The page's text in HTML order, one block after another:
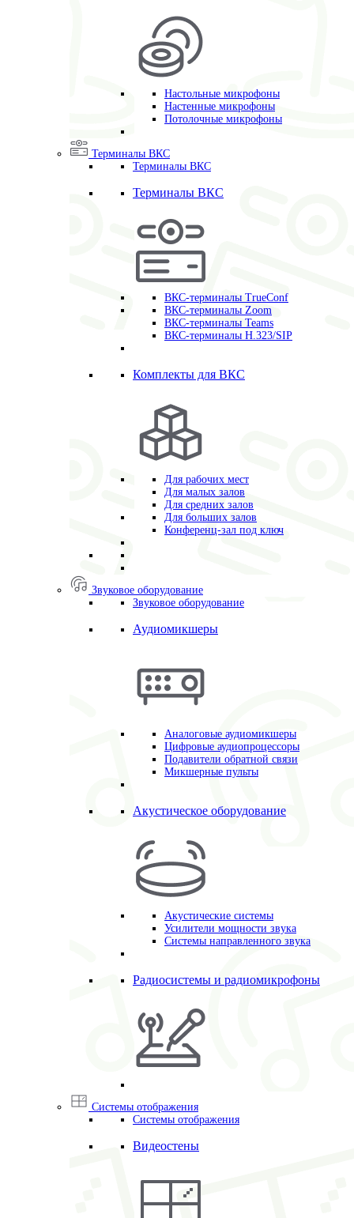
Настольные микрофоны
Настенные микрофоны
Потолочные микрофоны
Терминалы ВКС
Терминалы ВКС
Терминалы ВКС
ВКС-терминалы TrueConf
ВКС-терминалы Zoom
ВКС-терминалы Teams
ВКС-терминалы H.323/SIP
Комплекты для ВКС
Для рабочих мест
Для малых залов
Для средних залов
Для больших залов
Конференц-зал под ключ
Звуковое оборудование
Звуковое оборудование
Аудиомикшеры
Аналоговые аудиомикшеры
Цифровые аудиопроцессоры
Подавители обратной связи
Микшерные пульты
Акустическое оборудование
Акустические системы
Усилители мощности звука
Системы направленного звука
Радиосистемы и радиомикрофоны
Системы отображения
Системы отображения
Видеостены